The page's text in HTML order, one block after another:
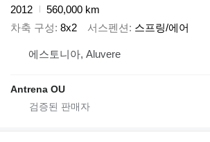
2012
560,000 km
차축 구성 8x2 서스펜션 스프링/에어
에스토니아, Aluvere
Antrena OU